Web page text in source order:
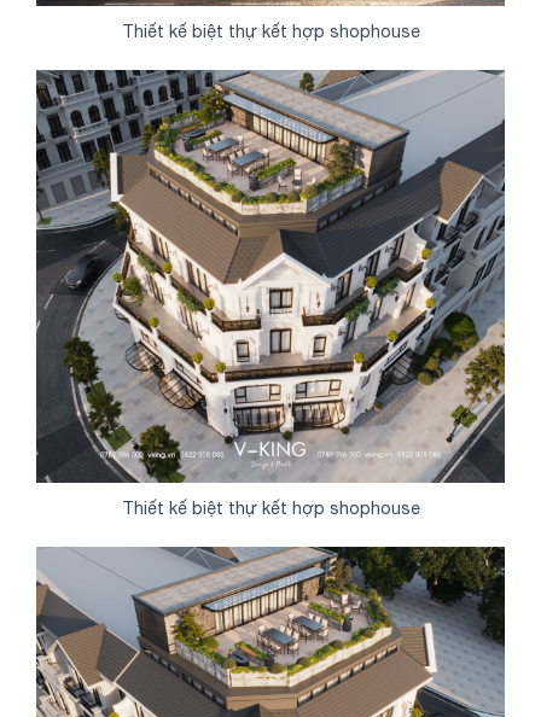
Thiết kế biệt thự kết hợp shophouse
Thiết kế biệt thự kết hợp shophouse